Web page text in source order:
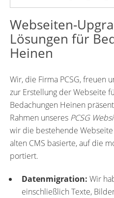
Webseiten-
Lösungen für
Heinen
Wir, die Firma PCSG, freuen
zur Erstellung der Webseite
Bedachungen Heinen
Rahmen unseres PCSG
wir die bestehende
alten CMS basierte, auf die
portiert.
Datenmigration: Wir
einschließlich Texte,